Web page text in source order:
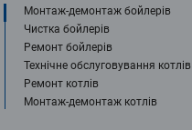
Монтаж-демонтаж бойлерів
Чистка бойлерів
Ремонт бойлерів
Технічне обслуговування котлів
Ремонт котлів
Монтаж-демонтаж котлів